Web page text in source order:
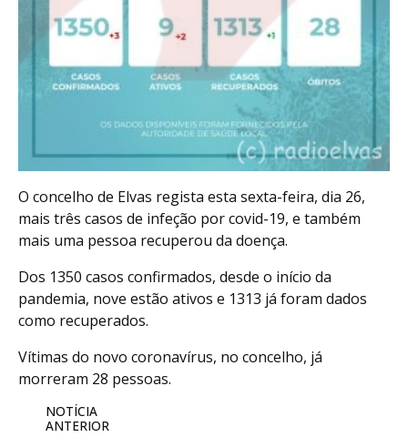
O concelho de Elvas regista esta sexta-feira, dia 26,
mais três casos de infeção por covid-19, e também
mais uma pessoa recuperou da doença.
Dos 1350 casos confirmados, desde o início da
pandemia, nove estão ativos e 1313 já foram dados
como recuperados.
Vítimas do novo coronavírus, no concelho, já
morreram 28 pessoas.
NOTÍCIA
ANTERIOR